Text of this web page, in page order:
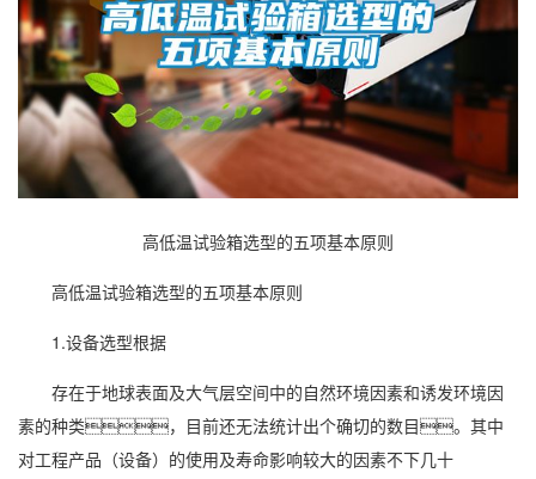
高低温试验箱选型的五项基本原则
高低温试验箱选型的五项基本原则
1.设备选型根据
存在于地球表面及大气层空间中的自然环境因素和诱发环境因
素的种类，目前还无法统计出个确切的数目。其中
对工程产品（设备）的使用及寿命影响较大的因素不下几十